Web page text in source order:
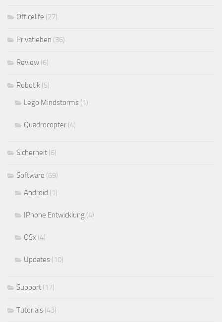
Officelife (27)
Privatleben (36)
Review (6)
Robotik (5)
Lego Mindstorms (1)
Quadrocopter (4)
Sicherheit (6)
Software (69)
Android (1)
IPhone Entwicklung (4)
OSx (4)
Updates (10)
Support (17)
Tutorials (43)